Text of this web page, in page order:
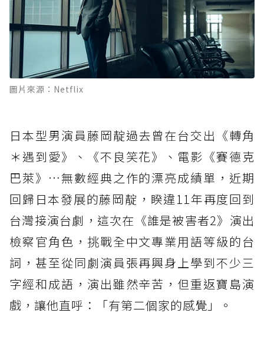
圖片來源：Netflix
日本型男演員藤岡靛過去曾在台交出《轉角
＊遇到愛》、《不良笑花》、電影《賽德克
巴萊》…無數經典之作的漂亮成績單，近期
回歸日本發展的藤岡靛，睽違11年再度回到
台灣接演台劇，這次在《誰是被害者2》演出
檢察官角色，挑戰全中文專業用語等級的台
詞，甚至從同劇演員張再興身上學到不少三
字經和成語，演出雖然辛苦，但重返寶島演
戲，讓他直呼：「有第二個家的感覺」。